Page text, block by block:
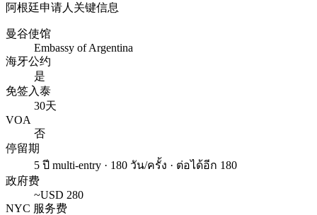
阿根廷申请人关键信息
曼谷使馆
Embassy of Argentina
海牙公约
是
免签入泰
30天
VOA
否
停留期
5 ปี multi-entry · 180 วัน/ครั้ง · ต่อได้อีก 180
政府费
~USD 280
NYC 服务费